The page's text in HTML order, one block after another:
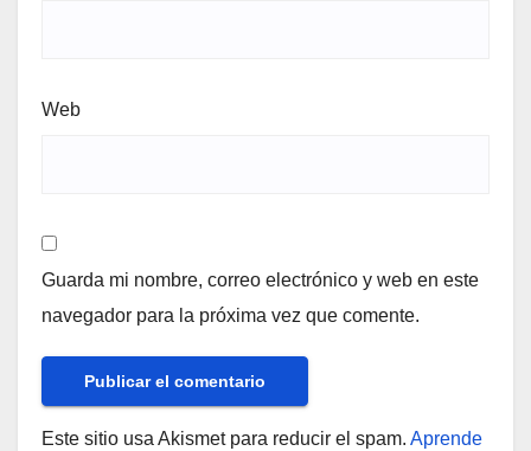
Web
Guarda mi nombre, correo electrónico y web en este
navegador para la próxima vez que comente.
Este sitio usa Akismet para reducir el spam. Aprende